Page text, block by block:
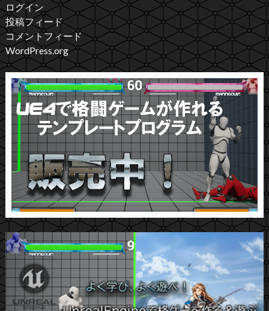
ログイン
投稿フィード
コメントフィード
WordPress.org